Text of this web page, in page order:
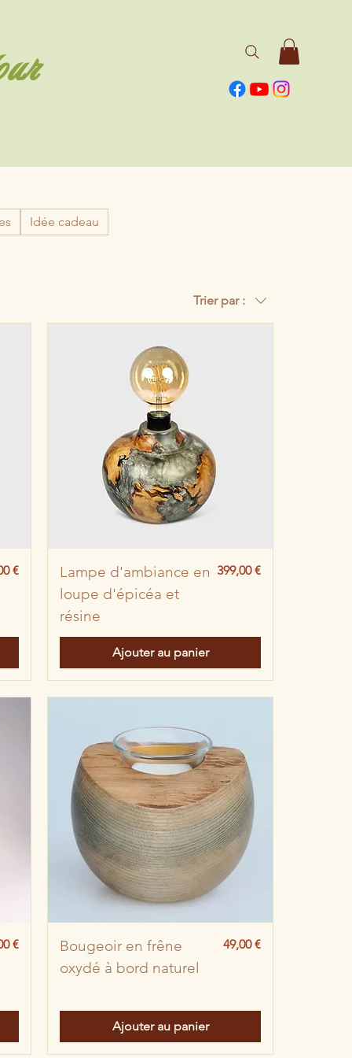
Idée cadeau
Trier par :
€
Lampe d'ambiance en
loupe d'épicéa et
résine
Prix
399,00 €
Ajouter au panier
€
Bougeoir en frêne
oxydé à bord naturel
Prix
49,00 €
Ajouter au panier